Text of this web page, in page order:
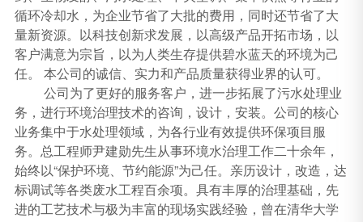
循环冷却水，为企业节省了大批的费用，同时还节省了大
量新资源。以科技创新求发展，以高级产品开拓市场，以
客户满意为宗旨，以为人类生存提供碧水蓝天的环境为己
任。 本公司的诚信、实力和产品质量获得业界的认可。
公司为了更好的服务客户，进一步拓展了污水处理业
务，进行环境治理技术的咨询，设计，安装。公司的核心
业务集中于水处理领域，为各行业有效提供环保项目服
务。总工程师尹建勋先生从事环境水治理工作二十余年，
始终以“保护环境、节约能源”为己任。亲历设计，改造，达
标调试等各类废水工程百余项。具有丰厚的治理基础，先
进的工艺技术与极为丰富的现场实践经验，曾在清华大学